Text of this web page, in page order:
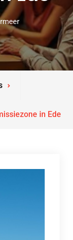
in Ede